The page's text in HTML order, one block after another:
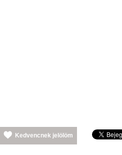
Kedvencnek jelölöm